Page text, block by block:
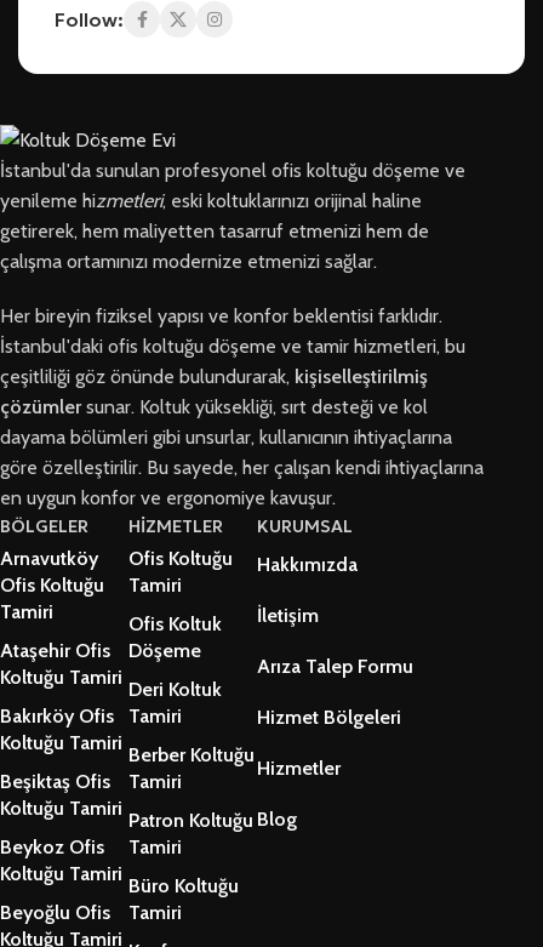
Follow:
İstanbul'da sunulan profesyonel ofis koltuğu döşeme ve
yenileme hizmetleri, eski koltuklarınızı orijinal haline
getirerek, hem maliyetten tasarruf etmenizi hem de
çalışma ortamınızı modernize etmenizi sağlar.
Her bireyin fiziksel yapısı ve konfor beklentisi farklıdır.
İstanbul'daki ofis koltuğu döşeme ve tamir hizmetleri, bu
çeşitliliği göz önünde bulundurarak, kişiselleştirilmiş
çözümlersunar. Koltuk yüksekliği, sırt desteği ve kol
dayama bölümleri gibi unsurlar, kullanıcının ihtiyaçlarına
göre özelleştirilir. Bu sayede, her çalışan kendi ihtiyaçlarına
en uygun konfor ve ergonomiye kavuşur.
BÖLGELER
Arnavutköy
Ofis Koltuğu
Tamiri
Ataşehir Ofis
Koltuğu Tamiri
Bakırköy Ofis
Koltuğu Tamiri
Beşiktaş Ofis
Koltuğu Tamiri
Beykoz Ofis
Koltuğu Tamiri
Beyoğlu Ofis
Koltuğu Tamiri
HİZMETLER
Ofis Koltuğu
Tamiri
Ofis Koltuk
Döşeme
Deri Koltuk
Tamiri
Berber Koltuğu
Tamiri
Patron Koltuğu
Tamiri
Büro Koltuğu
Tamiri
KURUMSAL
Hakkımızda
İletişim
Arıza Talep Formu
Hizmet Bölgeleri
Hizmetler
Blog